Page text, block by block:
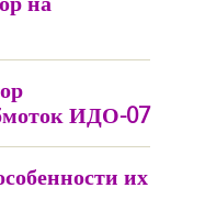
ИДО-07
их